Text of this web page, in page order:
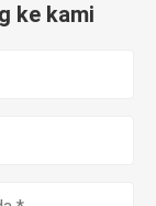
ke kami